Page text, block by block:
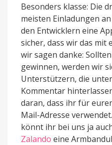
Besonders klasse: Die
meisten Einladungen
den Entwicklern eine
sicher, dass wir das mit
wir sagen danke:
gewinnen, werden wir
Unterstützern, die
Kommentar
daran, dass ihr für
Mail-Adresse
könnt ihr bei uns ja
Zalando eine